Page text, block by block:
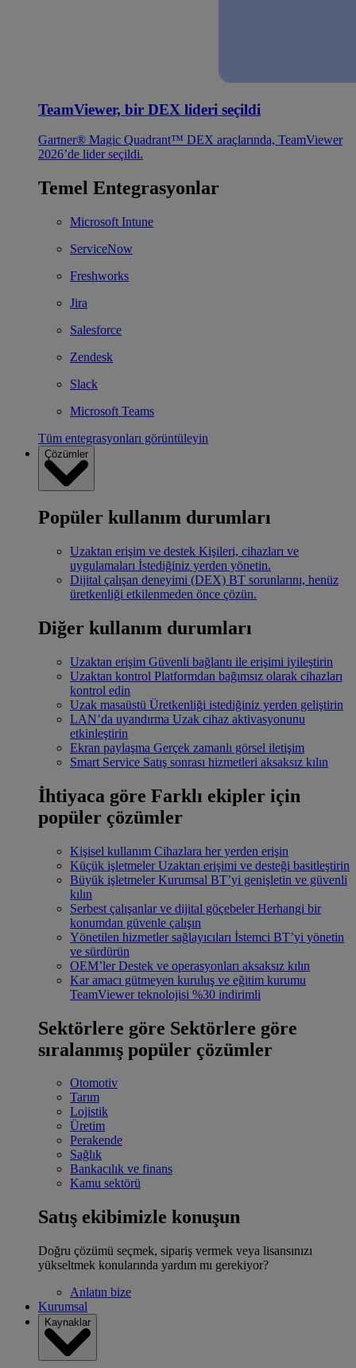
TeamViewer, bir DEX lideri seçildi
Gartner® Magic Quadrant™ DEX araçlarında, TeamViewer
2026’de lider seçildi.
Temel Entegrasyonlar
Microsoft Intune
ServiceNow
Freshworks
Jira
Salesforce
Zendesk
Slack
Microsoft Teams
Tüm entegrasyonları görüntüleyin
Çözümler
Popüler kullanım durumları
Uzaktan erişim ve destek Kişileri, cihazları ve
uygulamaları İstediğiniz yerden yönetin.
Dijital çalışan deneyimi (DEX) BT sorunlarını, henüz
üretkenliği etkilenmeden önce çözün.
Diğer kullanım durumları
Uzaktan erişim Güvenli bağlantı ile erişimi iyileştirin
Uzaktan kontrol Platformdan bağımsız olarak cihazları
kontrol edin
Uzak masaüstü Üretkenliği istediğiniz yerden geliştirin
LAN’da uyandırma Uzak cihaz aktivasyonunu
etkinleştirin
Ekran paylaşma Gerçek zamanlı görsel iletişim
Smart Service Satış sonrası hizmetleri aksaksız kılın
İhtiyaca göre Farklı ekipler için
popüler çözümler
Kişisel kullanım Cihazlara her yerden erişin
Küçük işletmeler Uzaktan erişimi ve desteği basitleştirin
Büyük işletmeler Kurumsal BT’yi genişletin ve güvenli
kılın
Serbest çalışanlar ve dijital göçebeler Herhangi bir
konumdan güvenle çalışın
Yönetilen hizmetler sağlayıcıları İstemci BT’yi yönetin
ve sürdürün
OEM’ler Destek ve operasyonları aksaksız kılın
Kar amacı gütmeyen kuruluş ve eğitim kurumu
TeamViewer teknolojisi %30 indirimli
Sektörlere göre Sektörlere göre
sıralanmış popüler çözümler
Otomotiv
Tarım
Lojistik
Üretim
Perakende
Sağlık
Bankacılık ve finans
Kamu sektörü
Satış ekibimizle konuşun
Doğru çözümü seçmek, sipariş vermek veya lisansınızı
yükseltmek konularında yardım mı gerekiyor?
Anlatın bize
Kurumsal
Kaynaklar